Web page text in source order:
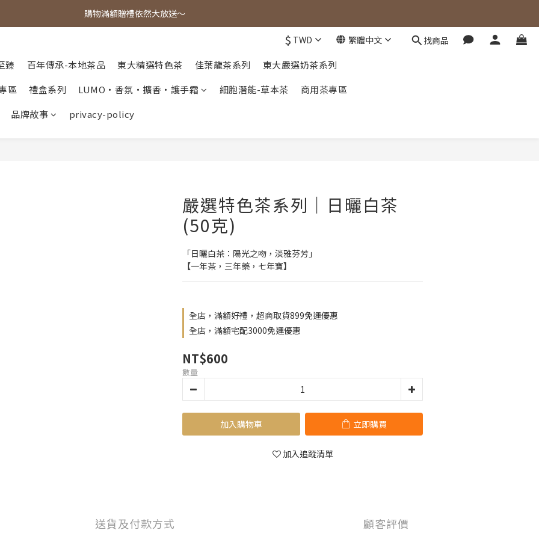
歡迎光臨東大茶莊，各式好茶任君挑選！
購物滿額贈禮依然大放送～
$ TWD 繁體中文 找商品
臻 百年傳承-本地茶品 東大精選特色茶 佳葉龍茶系列
東大嚴選奶茶系列
區
禮盒系列 LUMO・香氛・擴香・護手霜 細胞潛能-草本茶
商用茶專區
品牌故事
privacy-policy
嚴選特色茶系列｜日曬白茶
(50克)
「日曬白茶：陽光之吻，淡雅芬芳」
【一年茶，三年藥，七年寶】
全店，滿額好禮，超商取貨899免運優惠
全店，滿額宅配3000免運優惠
NT$600
數量
加入購物車 立即購買
加入追蹤清單
送貨及付款方式 顧客評價